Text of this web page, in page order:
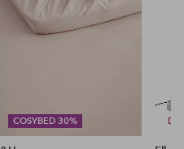
COSYBED 30%